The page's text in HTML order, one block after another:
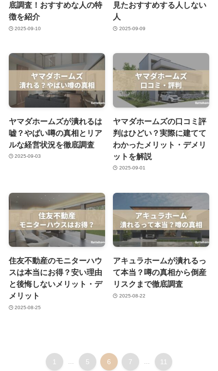
底調査！おすすめな人の特
徴を紹介
2025-09-10
見たおすすめする人しない
人
2025-09-09
ヤマダホームズが潰れるは
嘘？やばい噂の真相とリア
ルな経営状況を徹底調査
2025-09-03
ヤマダホームズの口コミ評
判はひどい？実際に建てて
わかったメリット・デメリ
ットを解説
2025-09-01
住友不動産のモニターハウ
スは本当にお得？安い理由
と後悔しないメリット・デ
メリット
2025-08-25
アキュラホームが潰れるっ
て本当？噂の真相から倒産
リスクまで徹底調査
2025-08-22
1 5 6 7 11